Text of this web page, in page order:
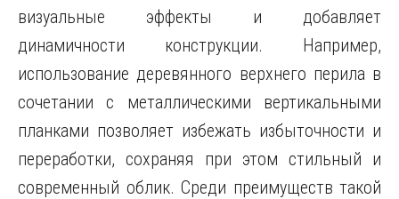
визуальные эффекты и добавляет
динамичности конструкции. Например,
использование деревянного верхнего перила в
сочетании с металлическими вертикальными
планками позволяет избежать избыточности и
переработки, сохраняя при этом стильный и
современный облик. Среди преимуществ такой